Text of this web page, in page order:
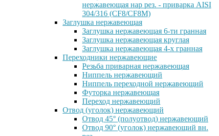
нержавеющая нар рез. - приварка AISI
304/316 (CF8/CF8M)
Заглушка нержавеющая
Заглушка нержавеющая 6-ти гранная
Заглушка нержавеющая круглая
Заглушка нержавеющая 4-х гранная
Переходники нержавеющие
Резьба приварная нержавеющая
Ниппель нержавеющий
Ниппель переходной нержавеющий
Футорка нержавеющая
Переход нержавеющий
Отвод (уголок) нержавеющий
Отвод 45° (полуотвод) нержавеющий
Отвод 90° (уголок) нержавеющий вн.